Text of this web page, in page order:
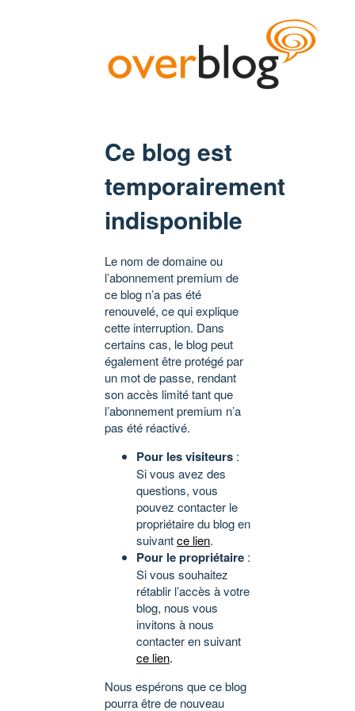
Ce blog est
temporairement
indisponible
Le nom de domaine ou
l’abonnement premium de
ce blog n’a pas été
renouvelé, ce qui explique
cette interruption. Dans
certains cas, le blog peut
également être protégé par
un mot de passe, rendant
son accès limité tant que
l’abonnement premium n’a
pas été réactivé.
Pour les visiteurs :
Si vous avez des
questions, vous
pouvez contacter le
propriétaire du blog en
suivantce lien.
Pour le propriétaire :
Si vous souhaitez
rétablir l’accès à votre
blog, nous vous
invitons à nous
contacter en suivant
ce lien.
Nous espérons que ce blog
pourra être de nouveau